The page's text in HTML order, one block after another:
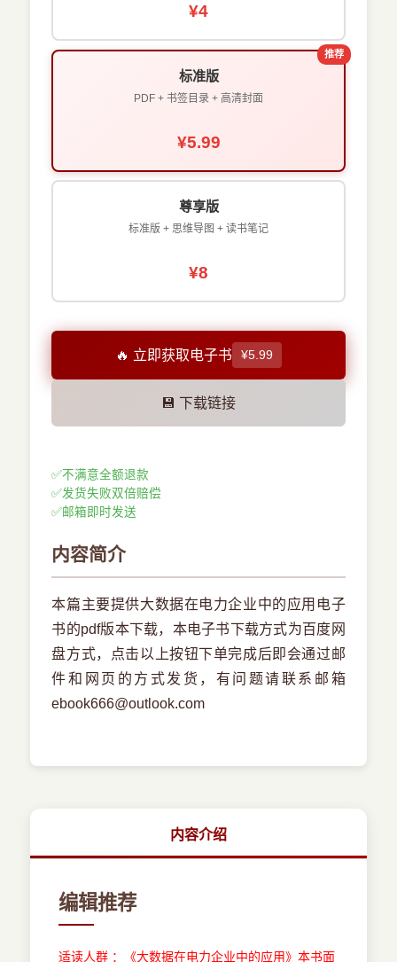
¥4
推荐
标准版
PDF + 书签目录 + 高清封面
¥5.99
尊享版
标准版 + 思维导图 + 读书笔记
¥8
🔥 立即获取电子书 ¥5.99
💾 下载链接
✅不满意全额退款
✅发货失败双倍赔偿
✅邮箱即时发送
内容简介
本篇主要提供大数据在电力企业中的应用电子
书的pdf版本下载，本电子书下载方式为百度网
盘方式，点击以上按钮下单完成后即会通过邮
件和网页的方式发货，有问题请联系邮箱
ebook666@outlook.com
内容介绍
编辑推荐
适读人群 ：《大数据在电力企业中的应用》本书面